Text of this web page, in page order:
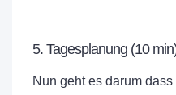
5. Tagesplanung (10
Nun geht es darum